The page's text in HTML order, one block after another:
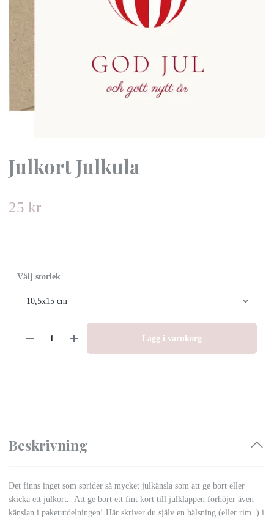
Julkort Julkula
25 kr
Välj storlek
Lägg i varukorg
Beskrivning
Det finns inget som sprider så mycket julkänsla som att ge bort eller
skicka ett julkort. Att ge bort ett fint kort till julklappen förhöjer även
känslan i paketutdelningen! Här skriver du själv en hälsning (eller rim..) i